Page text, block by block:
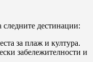
дестинации:
за плаж и култура.
забележителности и